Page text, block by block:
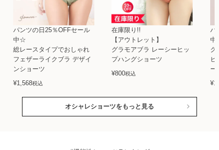
パンツの日25％OFFセール
中☆
総レースタイプでおしゃれ
フェザーライクブラ デザイ
ンショーツ
¥1,568税込
在庫限り!!
【アウトレット】
グラモアブラ レーシーヒッ
プハングショーツ
¥800税込
パ
グ
ビ
ー
¥
オシャレショーツをもっと見る